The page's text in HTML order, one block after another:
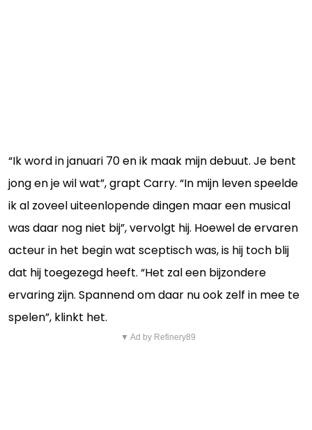
“Ik word in januari 70 en ik maak mijn debuut. Je bent
jong en je wil wat”, grapt Carry. “In mijn leven speelde
ik al zoveel uiteenlopende dingen maar een musical
was daar nog niet bij”, vervolgt hij. Hoewel de ervaren
acteur in het begin wat sceptisch was, is hij toch blij
dat hij toegezegd heeft. “Het zal een bijzondere
ervaring zijn. Spannend om daar nu ook zelf in mee te
spelen”, klinkt het.
▼ Ad by Refinery89